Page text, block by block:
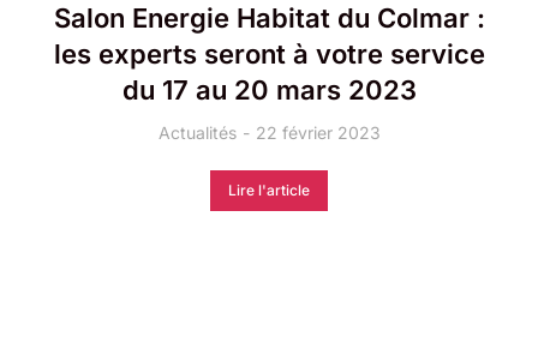
Salon Energie Habitat du Colmar :
les experts seront à votre service
du 17 au 20 mars 2023
Actualités 22 février 2023
Lire l'article